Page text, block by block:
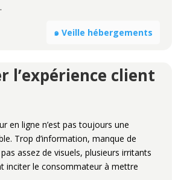
๑ Veille hébergements
l’expérience client
en ligne n’est pas toujours une
Trop d’information, manque de
assez de visuels, plusieurs irritants
inciter le consommateur à mettre